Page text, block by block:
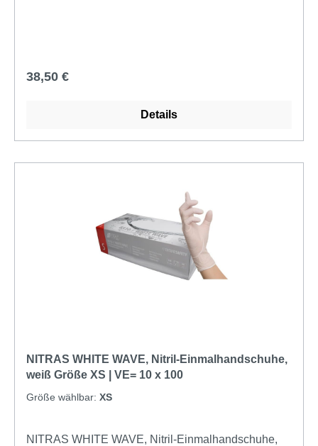
Regulärer Preis:
38,50 €
Details
NITRAS WHITE WAVE, Nitril-Einmalhandschuhe,
weiß Größe XS | VE= 10 x 100
Größe wählbar: XS
NITRAS WHITE WAVE, Nitril-Einmalhandschuhe,